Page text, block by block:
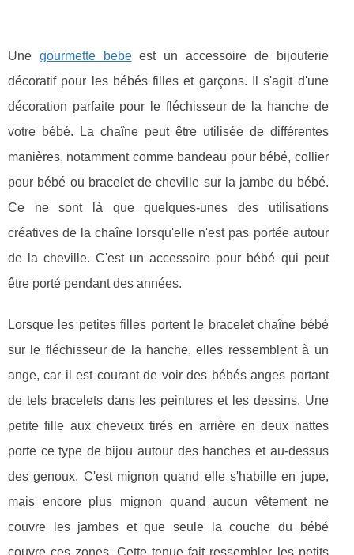
Une gourmette bebeest un accessoire de bijouterie
décoratif pour les bébés filles et garçons. Il s'agit d'une
décoration parfaite pour le fléchisseur de la hanche de
votre bébé. La chaîne peut être utilisée de différentes
manières, notamment comme bandeau pour bébé, collier
pour bébé ou bracelet de cheville sur la jambe du bébé.
Ce ne sont là que quelques-unes des utilisations
créatives de la chaîne lorsqu'elle n'est pas portée autour
de la cheville. C'est un accessoire pour bébé qui peut
être porté pendant des années.
Lorsque les petites filles portent le bracelet chaîne bébé
sur le fléchisseur de la hanche, elles ressemblent à un
ange, car il est courant de voir des bébés anges portant
de tels bracelets dans les peintures et les dessins. Une
petite fille aux cheveux tirés en arrière en deux nattes
porte ce type de bijou autour des hanches et au-dessus
des genoux. C'est mignon quand elle s'habille en jupe,
mais encore plus mignon quand aucun vêtement ne
couvre les jambes et que seule la couche du bébé